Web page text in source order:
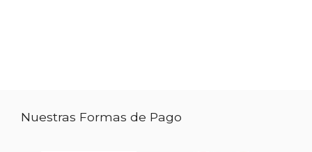
Nuestras Formas de Pago